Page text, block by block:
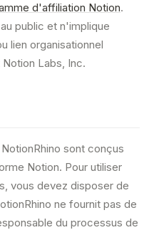
d'affiliation Notion.
public et n'implique
lien organisationnel
Labs, Inc.
sont conçus
Notion. Pour utiliser
vous devez disposer de
ne fournit pas de
du processus de